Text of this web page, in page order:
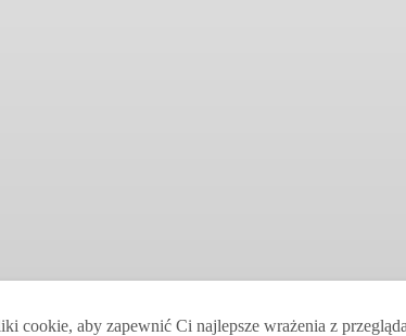
cookie, aby zapewnić Ci najlepsze wrażenia z